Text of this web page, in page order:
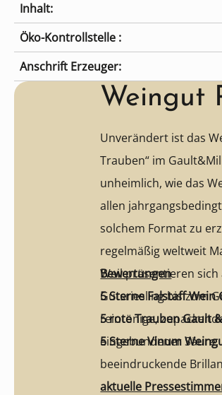
Inhalt:
Öko-Kontrollstelle :
Anschrift Erzeuger:
Weingut
Unverändert ist das
Trauben“ im
unheimlich, wie das
allen
solchem Format zu
regelmäßig weltweit Maßstäbe
Weil präsentieren
Gutsriesling bis zum
reintönige,
eingebundener
beeindruckende
Bewertungen
5 Sterne Falstaff Wein
5 rote Trauben Gault
5 Sterne Vinum
aktuelle